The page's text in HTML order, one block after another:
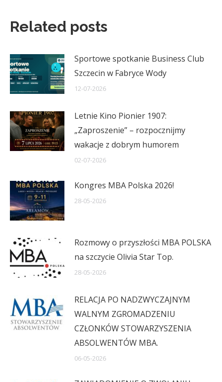
Related posts
Sportowe spotkanie Business Club
Szczecin w Fabryce Wody
12-07-2026
Letnie Kino Pionier 1907:
„Zaproszenie” – rozpocznijmy
wakacje z dobrym humorem
02-07-2026
Kongres MBA Polska 2026!
28-05-2026
Rozmowy o przyszłości MBA POLSKA
na szczycie Olivia Star Top.
28-05-2026
RELACJA PO NADZWYCZAJNYM
WALNYM ZGROMADZENIU
CZŁONKÓW STOWARZYSZENIA
ABSOLWENTÓW MBA.
06-05-2026